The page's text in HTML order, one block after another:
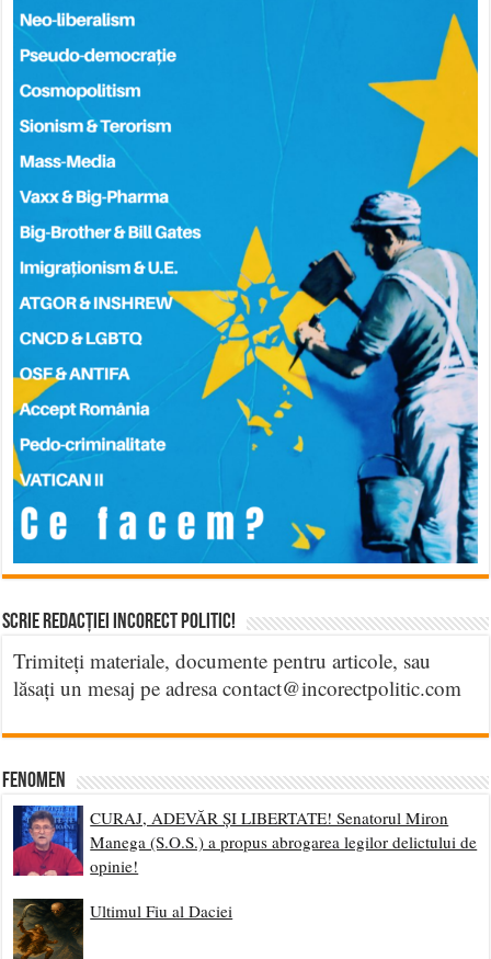
Scrie Redacției Incorect Politic!
Trimiteți materiale, documente pentru articole, sau
lăsați un mesaj pe adresa contact@incorectpolitic.com
Fenomen
CURAJ, ADEVĂR ȘI LIBERTATE! Senatorul Miron
Manega (S.O.S.) a propus abrogarea legilor delictului de
opinie!
Ultimul Fiu al Daciei